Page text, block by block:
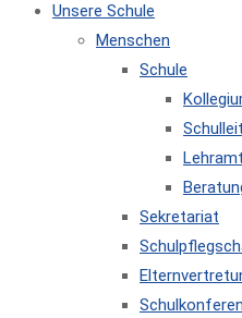
Unsere Schule
Menschen
Schule
Sekretariat